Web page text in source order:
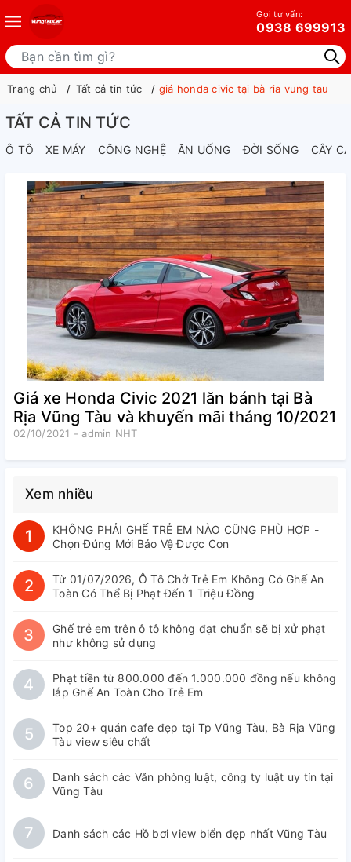
Gọi tư vấn:
0938 699913
Trang chủ Tất cả tin tức giá honda civic tại bà ria vung tau
TẤT CẢ TIN TỨC
Ô TÔ XE MÁY CÔNG NGHỆ ĂN UỐNG ĐỜI SỐNG CÂY
Giá xe Honda Civic 2021 lăn bánh tại Bà
Rịa Vũng Tàu và khuyến mãi tháng 10/2021
02/10/2021 - admin NHT
Xem nhiều
1
KHÔNG PHẢI GHẾ TRẺ EM NÀO CŨNG PHÙ HỢP -
Chọn Đúng Mới Bảo Vệ Được Con
2
Từ 01/07/2026, Ô Tô Chở Trẻ Em Không Có Ghế An
Toàn Có Thể Bị Phạt Đến 1 Triệu Đồng
3
Ghế trẻ em trên ô tô không đạt chuẩn sẽ bị xử phạt
như không sử dụng
4
Phạt tiền từ 800.000 đến 1.000.000 đồng nếu không
lắp Ghế An Toàn Cho Trẻ Em
5
Top 20+ quán cafe đẹp tại Tp Vũng Tàu, Bà Rịa Vũng
Tàu view siêu chất
6
Danh sách các Văn phòng luật, công ty luật uy tín tại
Vũng Tàu
7 Danh sách các Hồ bơi view biển đẹp nhất Vũng Tàu